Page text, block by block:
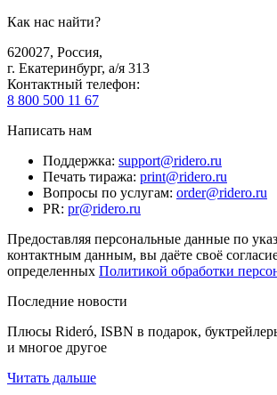
Как нас найти?
620027, Россия,
г. Екатеринбург, а/я 313
Контактный телефон:
8 800 500 11 67
Написать нам
Поддержка: support@ridero.ru
Печать тиража: print@ridero.ru
Вопросы по услугам: order@ridero.ru
PR: pr@ridero.ru
Предоставляя персональные данные по
контактным данным, вы даёте своё
определенных Политикой обработки
Последние новости
Плюсы Rideró, ISBN в подарок,
и многое другое
Читать дальше